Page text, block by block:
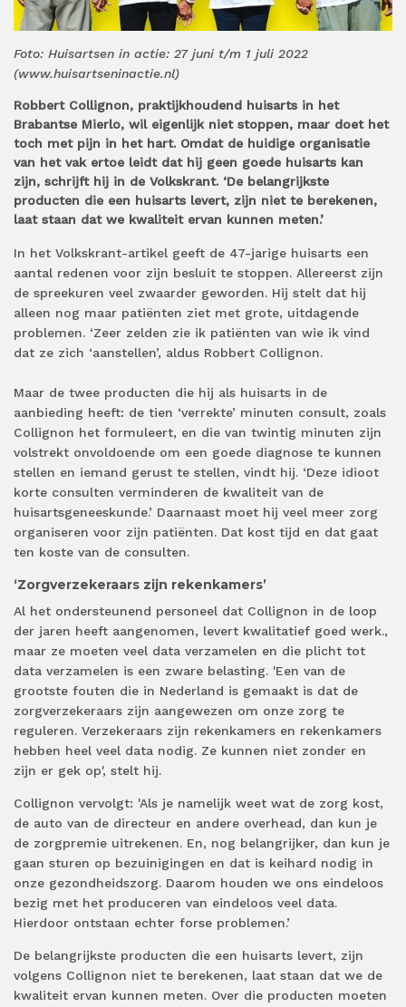
Foto: Huisartsen in actie: 27 juni t/m 1 juli 2022
(www.huisartseninactie.nl)
Robbert Collignon, praktijkhoudend huisarts in het
Brabantse Mierlo, wil eigenlijk niet stoppen, maar doet het
toch met pijn in het hart. Omdat de huidige organisatie
van het vak ertoe leidt dat hij geen goede huisarts kan
zijn, schrijft hij in de Volkskrant. ‘De belangrijkste
producten die een huisarts levert, zijn niet te berekenen,
laat staan dat we kwaliteit ervan kunnen meten.’
In het Volkskrant-artikel geeft de 47-jarige huisarts een
aantal redenen voor zijn besluit te stoppen. Allereerst zijn
de spreekuren veel zwaarder geworden. Hij stelt dat hij
alleen nog maar patiënten ziet met grote, uitdagende
problemen. ‘Zeer zelden zie ik patiënten van wie ik vind
dat ze zich ‘aanstellen’, aldus Robbert Collignon.
Maar de twee producten die hij als huisarts in de
aanbieding heeft: de tien ‘verrekte’ minuten consult, zoals
Collignon het formuleert, en die van twintig minuten zijn
volstrekt onvoldoende om een goede diagnose te kunnen
stellen en iemand gerust te stellen, vindt hij. ‘Deze idioot
korte consulten verminderen de kwaliteit van de
huisartsgeneeskunde.’ Daarnaast moet hij veel meer zorg
organiseren voor zijn patiënten. Dat kost tijd en dat gaat
ten koste van de consulten.
‘Zorgverzekeraars zijn rekenkamers’
Al het ondersteunend personeel dat Collignon in de loop
der jaren heeft aangenomen, levert kwalitatief goed werk.,
maar ze moeten veel data verzamelen en die plicht tot
data verzamelen is een zware belasting. 'Een van de
grootste fouten die in Nederland is gemaakt is dat de
zorgverzekeraars zijn aangewezen om onze zorg te
reguleren. Verzekeraars zijn rekenkamers en rekenkamers
hebben heel veel data nodig. Ze kunnen niet zonder en
zijn er gek op', stelt hij.
Collignon vervolgt: 'Als je namelijk weet wat de zorg kost,
de auto van de directeur en andere overhead, dan kun je
de zorgpremie uitrekenen. En, nog belangrijker, dan kun je
gaan sturen op bezuinigingen en dat is keihard nodig in
onze gezondheidszorg. Daarom houden we ons eindeloos
bezig met het produceren van eindeloos veel data.
Hierdoor ontstaan echter forse problemen.’
De belangrijkste producten die een huisarts levert, zijn
volgens Collignon niet te berekenen, laat staan dat we de
kwaliteit ervan kunnen meten. Over die producten moeten